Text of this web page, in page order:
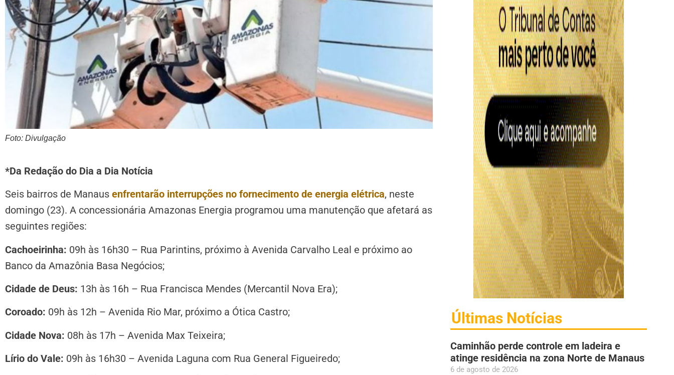
Foto: Divulgação
*Da Redação do Dia a Dia Notícia
Seis bairros de Manaus enfrentarão interrupções no fornecimento de energia elétrica, neste
domingo (23). A concessionária Amazonas Energia programou uma manutenção que afetará as
seguintes regiões:
Cachoeirinha: 09h às 16h30 – Rua Parintins, próximo à Avenida Carvalho Leal e próximo ao
Banco da Amazônia Basa Negócios;
Cidade de Deus: 13h às 16h – Rua Francisca Mendes (Mercantil Nova Era);
Coroado: 09h às 12h – Avenida Rio Mar, próximo a Ótica Castro;
Cidade Nova: 08h às 17h – Avenida Max Teixeira;
Lírio do Vale: 09h às 16h30 – Avenida Laguna com Rua General Figueiredo;
Últimas Notícias
Caminhão perde controle em ladeira e
atinge residência na zona Norte de Manaus
6 de agosto de 2026